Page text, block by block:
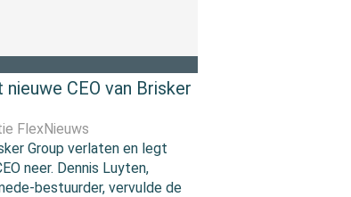
CEO van Brisker
FlexNieuws
Group verlaten en legt
neer. Dennis Luyten,
bestuurder, vervulde de